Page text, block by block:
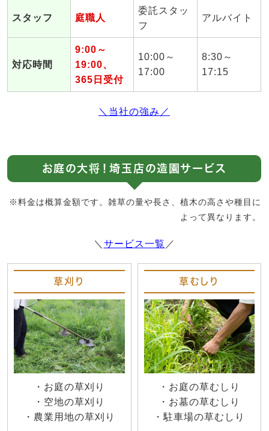
スタッフ 庭職人
委託スタッ
フ
アルバイト
対応時間
9:00～
19:00、
365日受付
10:00～
17:00
8:30～
17:15
＼当社の強み／
お庭の大将！埼玉店の造園サービス
※料金は概算金額です。雑草の量や長さ、植木の高さや種目に
よって異なります。
＼ サービス一覧 ／
草刈り
・お庭の草刈り
・空地の草刈り
・農業用地の草刈り
草むしり
・お庭の草むしり
・お墓の草むしり
・駐車場の草むしり